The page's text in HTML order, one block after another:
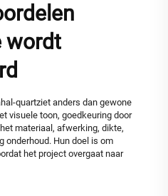
wordt
quartziet anders dan gewone
visuele toon, goedkeuring door
materiaal, afwerking, dikte,
onderhoud. Hun doel is om
het project overgaat naar